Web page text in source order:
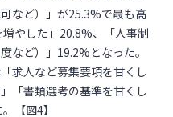
など）」が25.3%で最も高
やした」20.8%、「人事制
など）」19.2%となった。
求人など募集要項を甘くし
「書類選考の基準を甘くし
【図4】